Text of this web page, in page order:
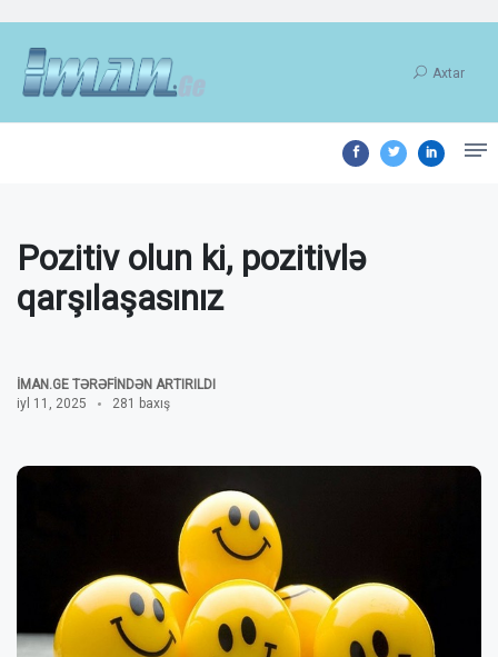
Axtar
Pozitiv olun ki, pozitivlə
qarşılaşasınız
İMAN.GE TƏRƏFINDƏN ARTIRILDI
iyl 11, 2025
281 baxış